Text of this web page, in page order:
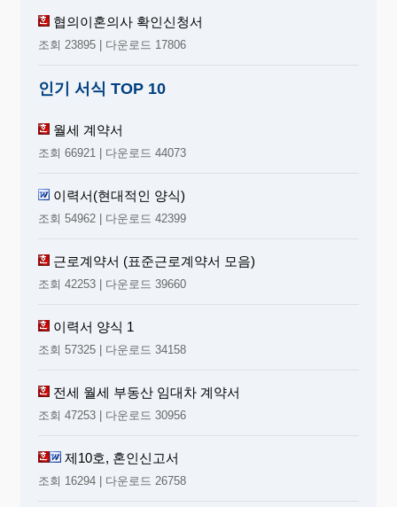
협의이혼의사 확인신청서
조회 23895 | 다운로드 17806
인기 서식 TOP 10
월세 계약서
조회 66921 | 다운로드 44073
이력서(현대적인 양식)
조회 54962 | 다운로드 42399
근로계약서 (표준근로계약서 모음)
조회 42253 | 다운로드 39660
이력서 양식 1
조회 57325 | 다운로드 34158
전세 월세 부동산 임대차 계약서
조회 47253 | 다운로드 30956
제10호, 혼인신고서
조회 16294 | 다운로드 26758